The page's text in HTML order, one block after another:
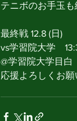
テニボのお手玉も
最終戦 12.8 (日)
vs学習院大学　
@学習院大学目白
応援よろしくお